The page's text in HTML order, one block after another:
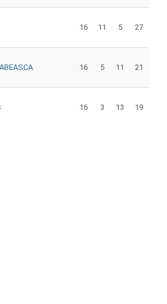
16 11 5 27
16 5 11 21
16 3 13 19